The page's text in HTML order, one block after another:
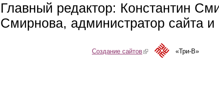
Главный редактор: Константин
Смирнова, администратор сайта
Создание сайтов(link is external)«Три-В»